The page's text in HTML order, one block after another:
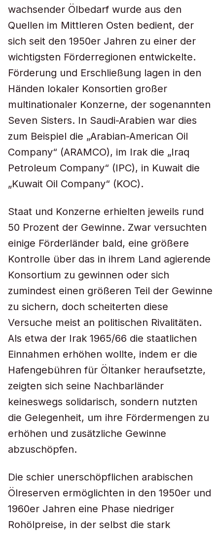
wachsender Ölbedarf wurde aus den
Quellen im Mittleren Osten bedient, der
sich seit den 1950er Jahren zu einer der
wichtigsten Förderregionen entwickelte.
Förderung und Erschließung lagen in den
Händen lokaler Konsortien großer
multinationaler Konzerne, der sogenannten
Seven Sisters. In Saudi-Arabien war dies
zum Beispiel die „Arabian-American Oil
Company“ (ARAMCO), im Irak die „Iraq
Petroleum Company“ (IPC), in Kuwait die
„Kuwait Oil Company“ (KOC).
Staat und Konzerne erhielten jeweils rund
50 Prozent der Gewinne. Zwar versuchten
einige Förderländer bald, eine größere
Kontrolle über das in ihrem Land agierende
Konsortium zu gewinnen oder sich
zumindest einen größeren Teil der Gewinne
zu sichern, doch scheiterten diese
Versuche meist an politischen Rivalitäten.
Als etwa der Irak 1965/66 die staatlichen
Einnahmen erhöhen wollte, indem er die
Hafengebühren für Öltanker heraufsetzte,
zeigten sich seine Nachbarländer
keineswegs solidarisch, sondern nutzten
die Gelegenheit, um ihre Fördermengen zu
erhöhen und zusätzliche Gewinne
abzuschöpfen.
Die schier unerschöpflichen arabischen
Ölreserven ermöglichten in den 1950er und
1960er Jahren eine Phase niedriger
Rohölpreise, in der selbst die stark